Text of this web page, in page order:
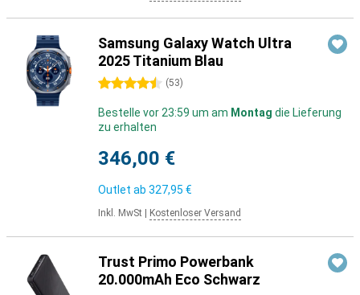
Samsung Galaxy Watch Ultra
2025 Titanium Blau
4.5 Sterne (53)
Bestelle vor 23:59 um am Montag die Lieferung
zu erhalten
346,00 €
Outlet ab 327,95 €
Inkl. MwSt Kostenloser Versand
Trust Primo Powerbank
20.000mAh Eco Schwarz